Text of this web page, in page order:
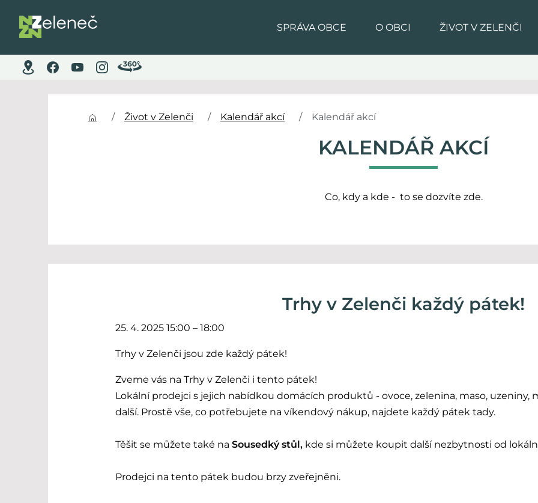
SPRÁVA OBCE O OBCI ŽIVOT V ZELENČI
Život v Zelenči Kalendář akcí Kalendář akcí
KALENDÁŘ AKCÍ
Co, kdy a kde - to se dozvíte zde.
Trhy v Zelenči každý pátek!
25. 4. 2025 15:00 – 18:00
Trhy v Zelenči jsou zde každý pátek!
Zveme vás na Trhy v Zelenči i tento pátek!
Lokální prodejci s jejich nabídkou domácích produktů - ovoce, zelenina, maso, uzeniny,
další. Prostě vše, co potřebujete na víkendový nákup, najdete každý pátek tady.
Těšit se můžete také na Sousedký stůl, kde si můžete koupit další nezbytnosti od
Prodejci na tento pátek budou brzy zveřejněni.